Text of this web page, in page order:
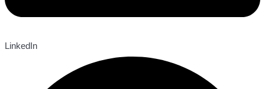
LinkedIn